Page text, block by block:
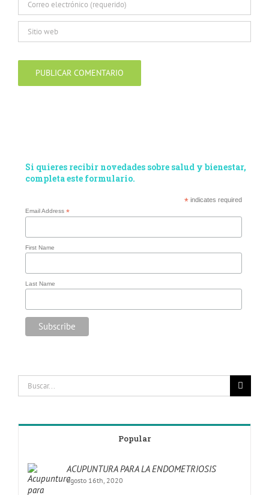
Si quieres recibir novedades sobre salud y bienestar,
completa este formulario.
*indicates required
Email Address *
First Name
Last Name
Popular
ACUPUNTURA PARA LA ENDOMETRIOSIS
agosto 16th, 2020